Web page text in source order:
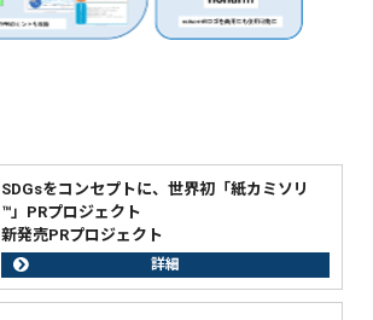
SDGsをコンセプトに、世界初「紙カミソリ
™」PRプロジェクト
新発売PRプロジェクト
詳細